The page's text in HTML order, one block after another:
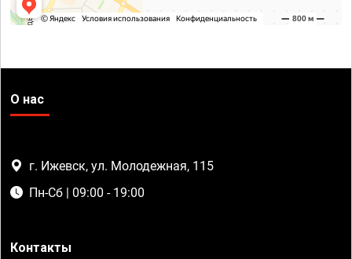
О нас
г. Ижевск, ул. Молодежная, 115
Пн-Сб | 09:00 - 19:00
Контакты